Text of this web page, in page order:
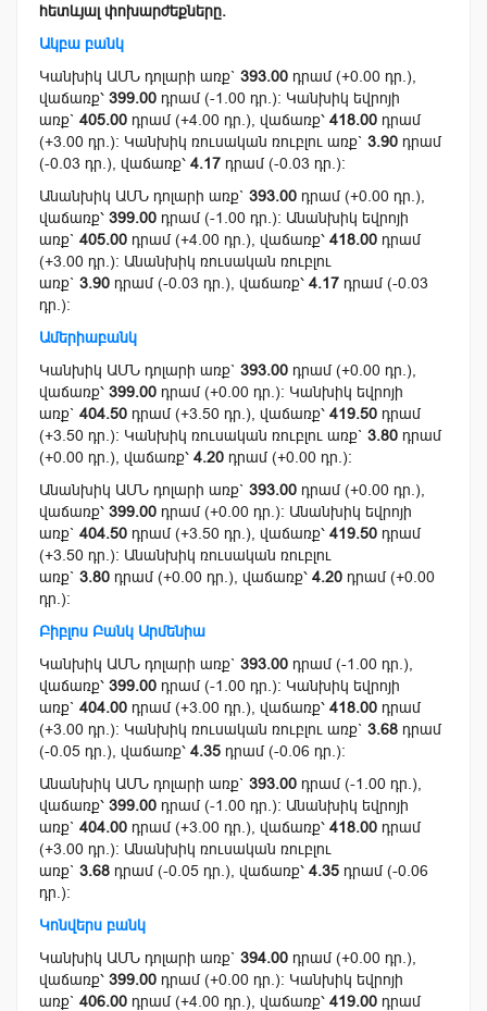
հետևյալ փոխարժեքները.
Ակբա բանկ
Կանխիկ ԱՄՆ դոլարի առք` 393.00 դրամ (+0.00 դր.),
վաճառք՝ 399.00 դրամ (-1.00 դր.): Կանխիկ եվրոյի
առք` 405.00 դրամ (+4.00 դր.), վաճառք՝ 418.00 դրամ
(+3.00 դր.): Կանխիկ ռուսական ռուբլու առք` 3.90 դրամ
(-0.03 դր.), վաճառք՝ 4.17 դրամ (-0.03 դր.):
Անանխիկ ԱՄՆ դոլարի առք` 393.00 դրամ (+0.00 դր.),
վաճառք՝ 399.00 դրամ (-1.00 դր.): Անանխիկ եվրոյի
առք` 405.00 դրամ (+4.00 դր.), վաճառք՝ 418.00 դրամ
(+3.00 դր.): Անանխիկ ռուսական ռուբլու
առք` 3.90 դրամ (-0.03 դր.), վաճառք՝ 4.17 դրամ (-0.03
դր.):
Ամերիաբանկ
Կանխիկ ԱՄՆ դոլարի առք` 393.00 դրամ (+0.00 դր.),
վաճառք՝ 399.00 դրամ (+0.00 դր.): Կանխիկ եվրոյի
առք` 404.50 դրամ (+3.50 դր.), վաճառք՝ 419.50 դրամ
(+3.50 դր.): Կանխիկ ռուսական ռուբլու առք` 3.80 դրամ
(+0.00 դր.), վաճառք՝ 4.20 դրամ (+0.00 դր.):
Անանխիկ ԱՄՆ դոլարի առք` 393.00 դրամ (+0.00 դր.),
վաճառք՝ 399.00 դրամ (+0.00 դր.): Անանխիկ եվրոյի
առք` 404.50 դրամ (+3.50 դր.), վաճառք՝ 419.50 դրամ
(+3.50 դր.): Անանխիկ ռուսական ռուբլու
առք` 3.80 դրամ (+0.00 դր.), վաճառք՝ 4.20 դրամ (+0.00
դր.):
Բիբլոս Բանկ Արմենիա
Կանխիկ ԱՄՆ դոլարի առք` 393.00 դրամ (-1.00 դր.),
վաճառք՝ 399.00 դրամ (-1.00 դր.): Կանխիկ եվրոյի
առք` 404.00 դրամ (+3.00 դր.), վաճառք՝ 418.00 դրամ
(+3.00 դր.): Կանխիկ ռուսական ռուբլու առք` 3.68 դրամ
(-0.05 դր.), վաճառք՝ 4.35 դրամ (-0.06 դր.):
Անանխիկ ԱՄՆ դոլարի առք` 393.00 դրամ (-1.00 դր.),
վաճառք՝ 399.00 դրամ (-1.00 դր.): Անանխիկ եվրոյի
առք` 404.00 դրամ (+3.00 դր.), վաճառք՝ 418.00 դրամ
(+3.00 դր.): Անանխիկ ռուսական ռուբլու
առք` 3.68 դրամ (-0.05 դր.), վաճառք՝ 4.35 դրամ (-0.06
դր.):
Կոնվերս բանկ
Կանխիկ ԱՄՆ դոլարի առք` 394.00 դրամ (+0.00 դր.),
վաճառք՝ 399.00 դրամ (+0.00 դր.): Կանխիկ եվրոյի
առք` 406.00 դրամ (+4.00 դր.), վաճառք՝ 419.00 դրամ